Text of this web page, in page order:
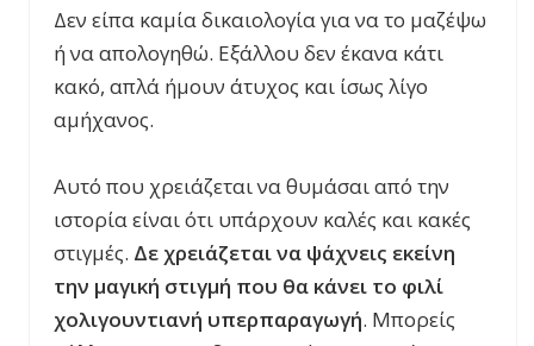
Δεν είπα καμία δικαιολογία για να το μαζέψω
ή να απολογηθώ. Εξάλλου δεν έκανα κάτι
κακό, απλά ήμουν άτυχος και ίσως λίγο
αμήχανος.
Αυτό που χρειάζεται να θυμάσαι από την
ιστορία είναι ότι υπάρχουν καλές και κακές
στιγμές. Δε χρειάζεται να ψάχνεις εκείνη
την μαγική στιγμή που θα κάνει το φιλί
χολιγουντιανή υπερπαραγωγή. Μπορείς